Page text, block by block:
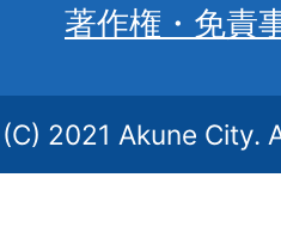
著作権・免責
2021 Akune City.